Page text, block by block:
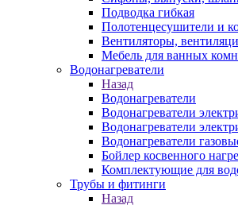
Подводка гибкая
Полотенцесушители и
Вентиляторы,
Мебель для ванных
Водонагреватели
Назад
Водонагреватели
Водонагреватели
Водонагреватели
Водонагреватели
Бойлер косвенного
Комплектующие для
Трубы и фитинги
Назад